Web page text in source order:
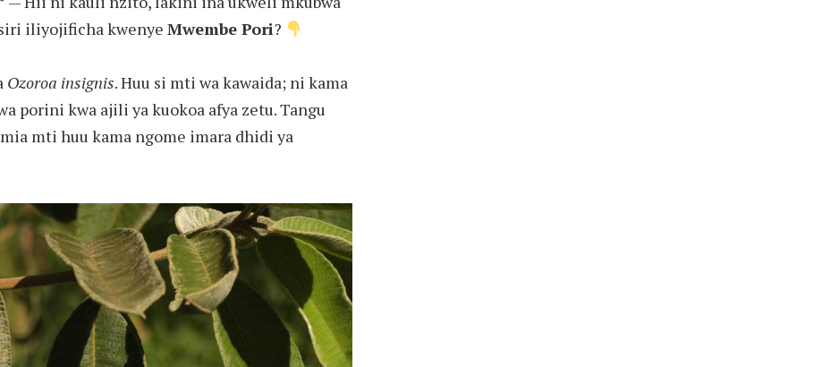
siri iliyojificha kwenye Mwembe Pori?
Ozoroa insignis. Huu si mti wa kawaida; ni kama
porini kwa ajili ya kuokoa afya zetu. Tangu
mti huu kama ngome imara dhidi ya